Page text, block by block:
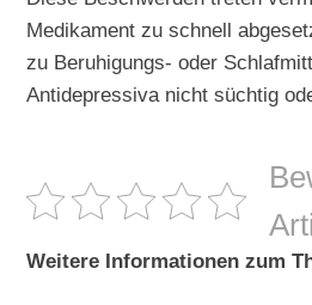
Medikament zu schnell
zu Beruhigungs- oder
Antidepressiva nicht süchtig
Weitere Informationen zum